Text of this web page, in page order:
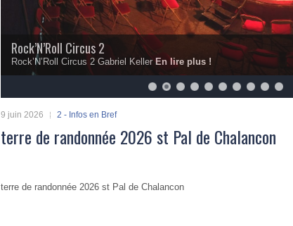
Rock’N’Roll Circus 2
Rock’N’Roll Circus 2 Gabriel KellerEn lire plus !
9 juin 2026 2 - Infos en Bref
terre de randonnée 2026 st Pal de Chalancon
terre de randonnée 2026 st Pal de Chalancon